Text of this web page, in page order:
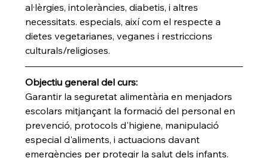
al·lèrgies, intoleràncies, diabetis, i altres
necessitats. especials, així com el respecte a
dietes vegetarianes, veganes i restriccions
culturals/religioses.
Objectiu general del curs:
Garantir la seguretat alimentària en menjadors
escolars mitjançant la formació del personal en
prevenció, protocols d'higiene, manipulació
especial d'aliments, i actuacions davant
emergències per protegir la salut dels infants.